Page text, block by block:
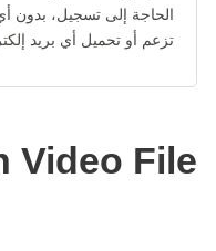
الحاجة إلى تسجيل، بدون
تزعم أو تحميل أي بريد
Video File